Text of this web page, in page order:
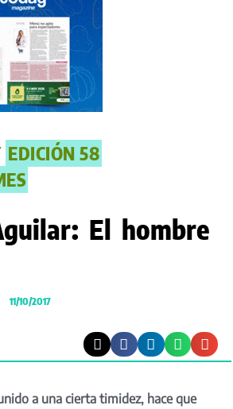
EDICIÓN 58
El hombre
11/10/2017
a una cierta timidez, hace que